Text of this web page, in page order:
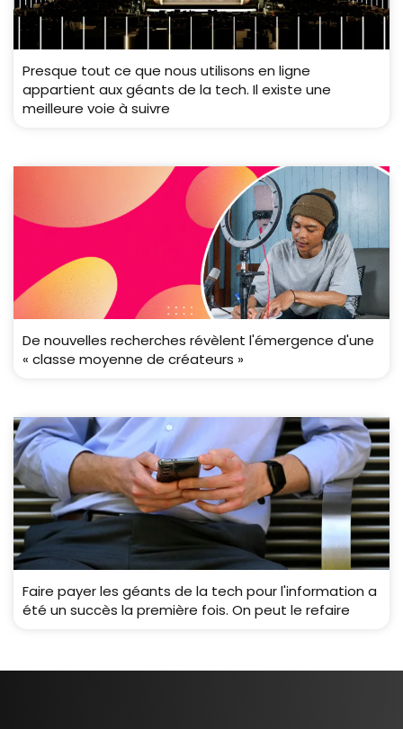
Presque tout ce que nous utilisons en ligne
appartient aux géants de la tech. Il existe une
meilleure voie à suivre
De nouvelles recherches révèlent l'émergence d'une
« classe moyenne de créateurs »
Faire payer les géants de la tech pour l'information a
été un succès la première fois. On peut le refaire